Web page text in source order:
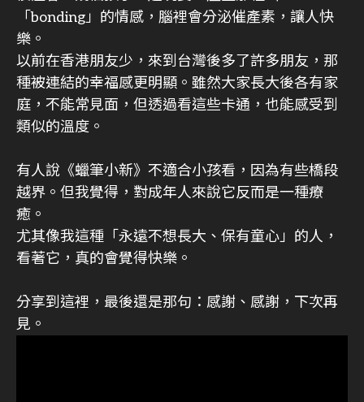
「bonding」的情感，腦裡會分泌催產素，讓人快
樂。
以前在香港朋友少，來到台灣後多了許多朋友，那
種被連結的幸福感更明顯。雖然大家長大後各有家
庭，不能常見面，但透過看這些卡通，也能感受到
類似的溫度。
有人說《蠟筆小新》不適合小孩看，因為有些橋段
越界。但我覺得，對成年人來說它反而是一種療
癒。
尤其像我這種「永遠不想長大、保有童心」的人，
看著它，真的會覺得快樂。
分享到這裡，最後還是那句：感謝、感謝，下次再
見。